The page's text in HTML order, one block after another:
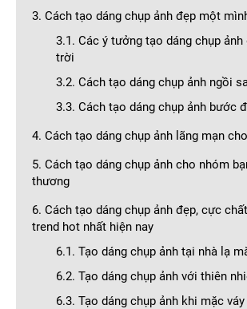
3. Cách tạo dáng chụp ảnh đẹp một
3.1. Các ý tưởng tạo dáng chụp
trời
3.2. Cách tạo dáng chụp ảnh ngồi
3.3. Cách tạo dáng chụp ảnh bước
4. Cách tạo dáng chụp ảnh lãng mạn
5. Cách tạo dáng chụp ảnh cho nhóm
thương
6. Cách tạo dáng chụp ảnh đẹp, cực
trend hot nhất hiện nay
6.1. Tạo dáng chụp ảnh tại nhà lạ
6.2. Tạo dáng chụp ảnh với thiên
6.3. Tạo dáng chụp ảnh khi mặc